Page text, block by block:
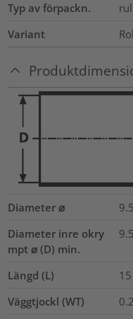
Typ av förpackn.
Variant
Diameter ⌀ 9.5
Diameter inre okry
mpt ⌀ (D) min.
9.5
Längd (L) 15
Väggtjockl (WT)
0.2